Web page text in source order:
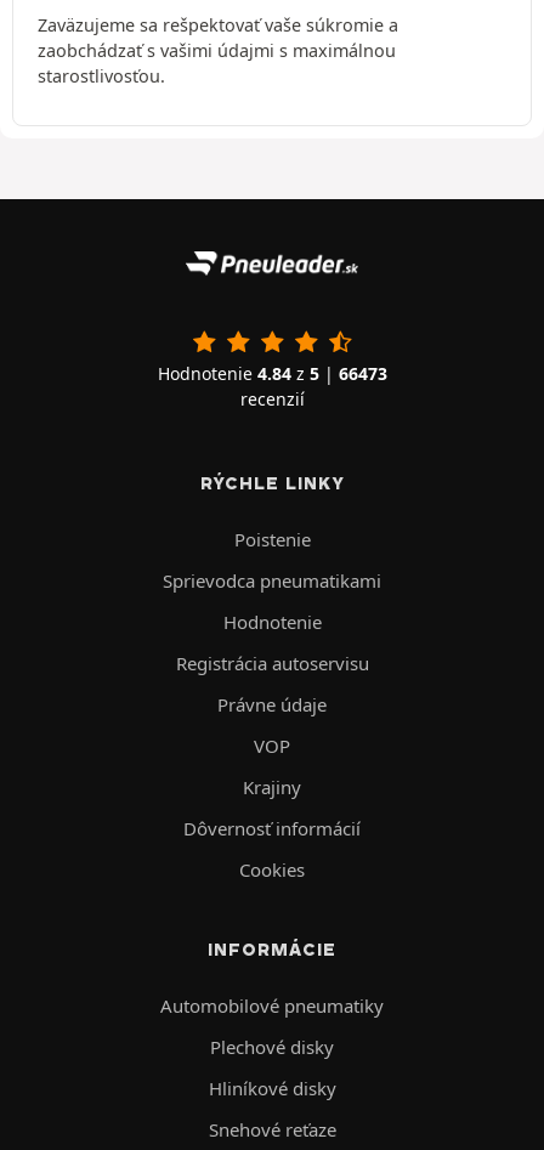
Zaväzujeme sa rešpektovať vaše súkromie a
zaobchádzať s vašimi údajmi s maximálnou
starostlivosťou.
Hodnotenie 4.84z 5| 66473
recenzií
RÝCHLE LINKY
Poistenie
Sprievodca pneumatikami
Hodnotenie
Registrácia autoservisu
Právne údaje
VOP
Krajiny
Dôvernosť informácií
Cookies
INFORMÁCIE
Automobilové pneumatiky
Plechové disky
Hliníkové disky
Snehové reťaze